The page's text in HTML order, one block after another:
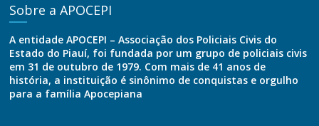
Sobre a APOCEPI
A entidade APOCEPI – Associação dos Policiais Civis do
Estado do Piauí, foi fundada por um grupo de policiais civis
em 31 de outubro de 1979. Com mais de 41 anos de
história, a instituição é sinônimo de conquistas e orgulho
para a família Apocepiana